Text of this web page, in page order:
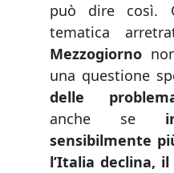
può dire così.
tematica
Mezzogiorno
una questione
delle
anche se
sensibilmente
l’Italia declina,